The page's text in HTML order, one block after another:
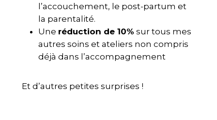
l’accouchement, le post-partum et
la parentalité.
Une réduction de 10% sur tous mes
autres soins et ateliers non compris
déjà dans l’accompagnement
Et d’autres petites surprises !